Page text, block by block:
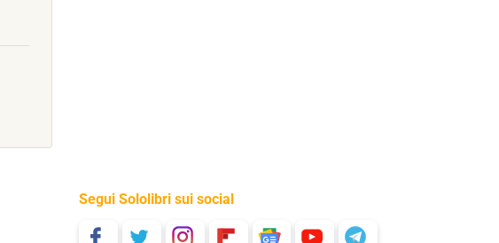
Segui Sololibri sui social